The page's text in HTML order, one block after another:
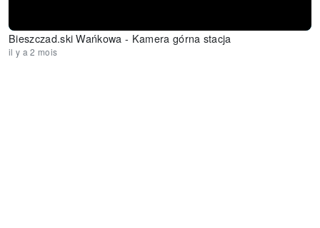
Bieszczad.ski Wańkowa - Kamera górna stacja
il y a 2 mois